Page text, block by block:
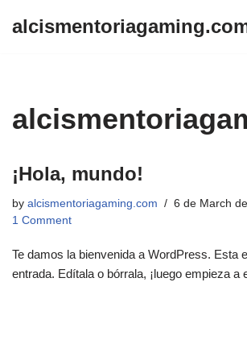
¡Hola, mundo!
by alcismentoriagaming.com
6 de March
1 Comment
Te damos la bienvenida a WordPress. Esta
entrada. Edítala o bórrala, ¡luego empieza a